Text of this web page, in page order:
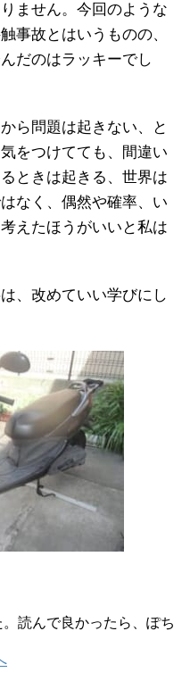
ません。今回のような
事故とはいうものの、
だのはラッキーでし
ら問題は起きない、と
をつけてても、間違い
ときは起きる、世界は
なく、偶然や確率、い
えたほうがいいと私は
、改めていい学びにし
読んで良かったら、ぽち